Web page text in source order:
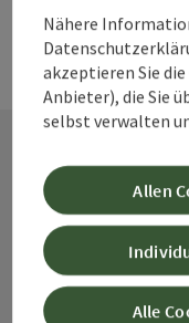
Alpenland
Nähere
akzeptieren Sie
Anbieter), die Sie
selbst verwalten
Alle
Allen